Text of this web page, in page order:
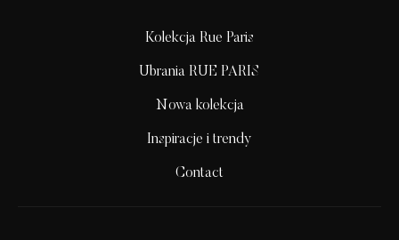
Kolekcja Rue Paris
Ubrania RUE PARIS
Nowa kolekcja
Inspiracje i trendy
Contact